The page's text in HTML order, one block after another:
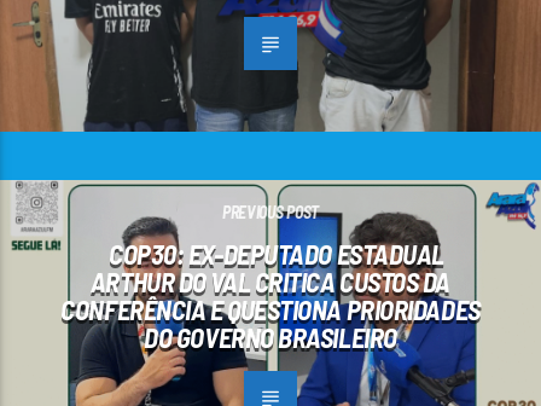
PREVIOUS POST
COP30: EX-DEPUTADO ESTADUAL
ARTHUR DO VAL CRITICA CUSTOS DA
CONFERÊNCIA E QUESTIONA PRIORIDADES
DO GOVERNO BRASILEIRO